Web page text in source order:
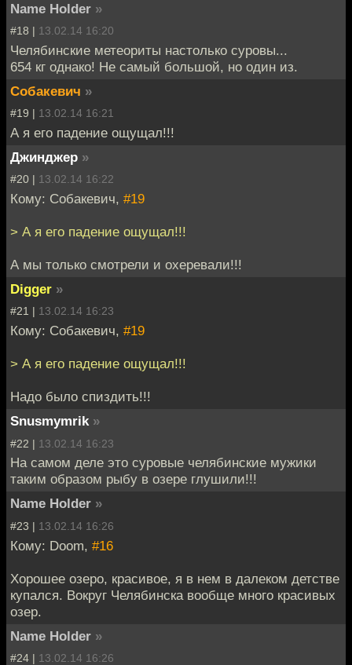
Name Holder »
#18 | 13.02.14 16:20
Челябинские метеориты настолько суровы...
654 кг однако! Не самый большой, но один из.
Собакевич »
#19 | 13.02.14 16:21
А я его падение ощущал!!!
Джинджер »
#20 | 13.02.14 16:22
Кому: Собакевич, #19
> А я его падение ощущал!!!
А мы только смотрели и охеревали!!!
Digger »
#21 | 13.02.14 16:23
Кому: Собакевич, #19
> А я его падение ощущал!!!
Надо было спиздить!!!
Snusmymrik »
#22 | 13.02.14 16:23
На самом деле это суровые челябинские мужики
таким образом рыбу в озере глушили!!!
Name Holder »
#23 | 13.02.14 16:26
Кому: Doom, #16
Хорошее озеро, красивое, я в нем в далеком детстве
купался. Вокруг Челябинска вообще много красивых
озер.
Name Holder »
#24 | 13.02.14 16:26